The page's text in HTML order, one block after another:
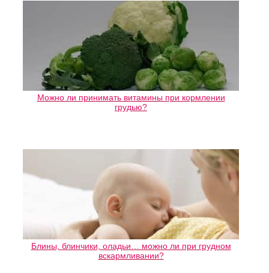
Можно ли принимать витамины при кормлении
грудью?
Блины, блинчики, оладьи… можно ли при грудном
вскармливании?